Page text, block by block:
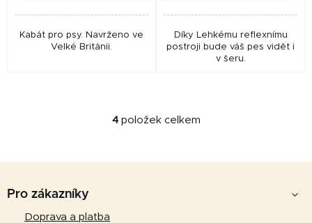
Kabát pro psy. Navrženo ve
Velké Británii.
Díky Lehkému reflexnímu
postroji bude váš pes vidět i
v šeru.
O
4položek celkem
Pro zákazníky
Doprava a platba